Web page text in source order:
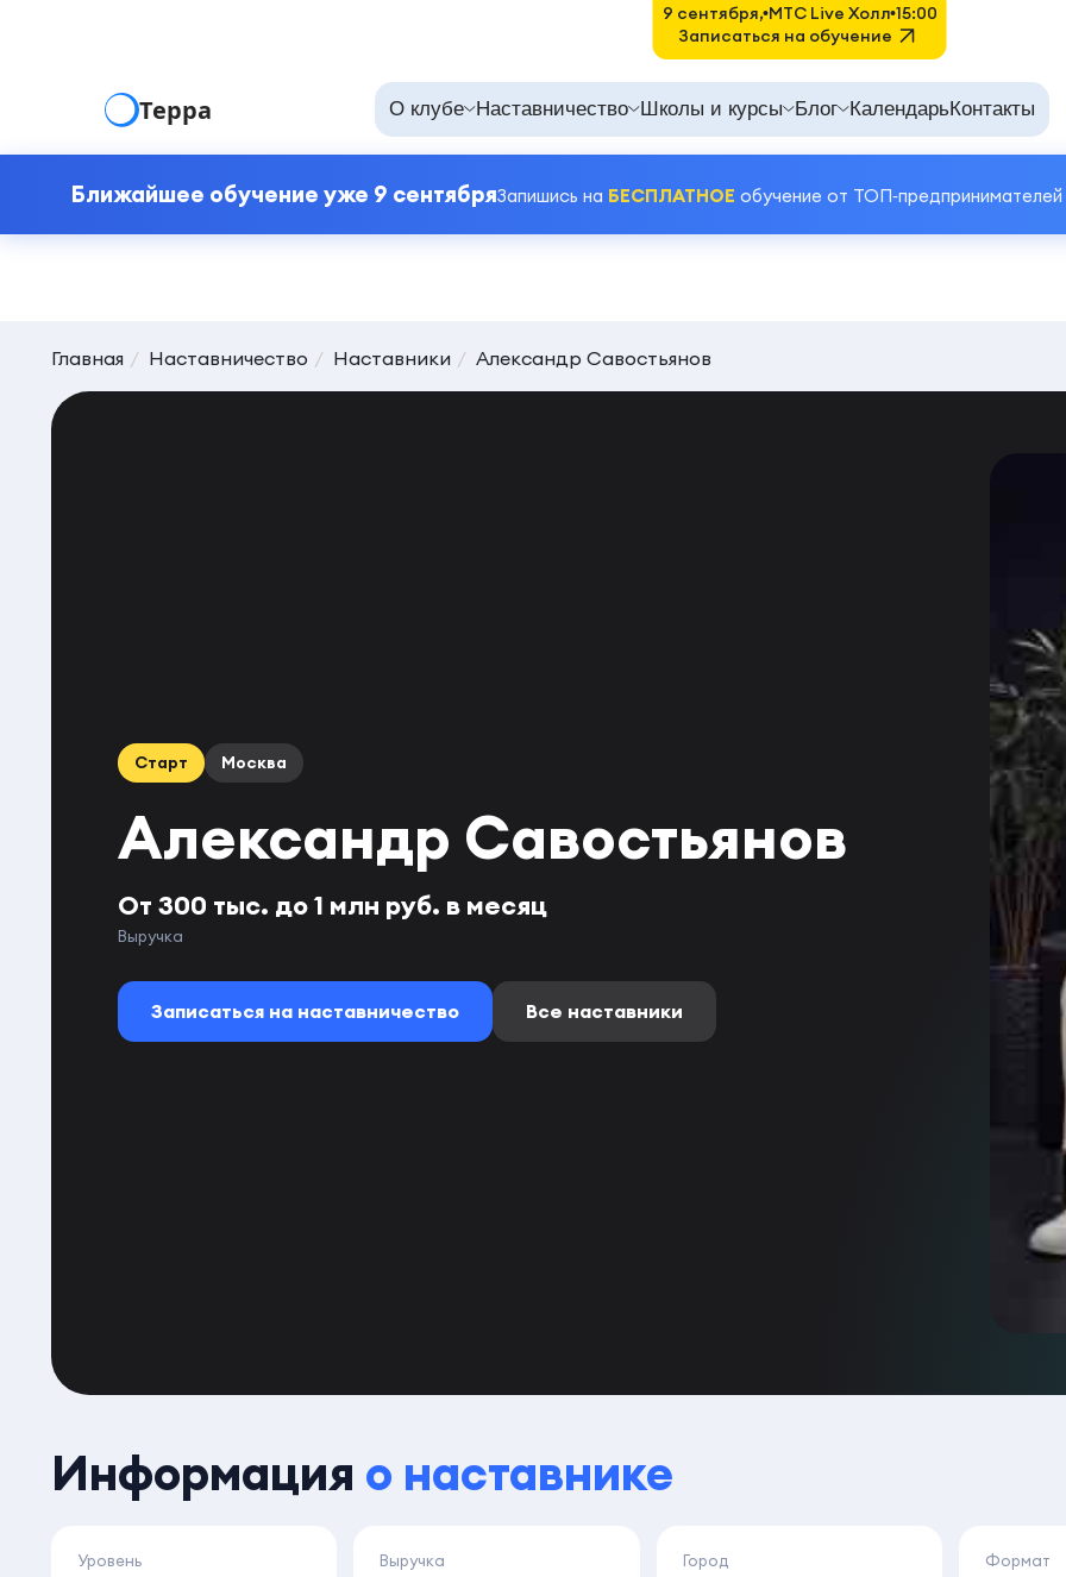
Терра О клубе Наставничество Школы и курсы Блог КалендарьКонтакты
Ближайшее обучение уже 9 сентябряЗапишись на БЕСПЛАТНОЕ обучение от ТОП‑предпринимателей
Главная Наставничество Наставники Александр Савостьянов
Старт Москва
Александр Савостьянов
От 300 тыс. до 1 млн руб. в месяц
Выручка
Записаться на наставничество Все наставники
Информация о наставнике
Уровень Выручка Город Формат
9 сентября, MTC Live Холл 15:00
Записаться на обучение